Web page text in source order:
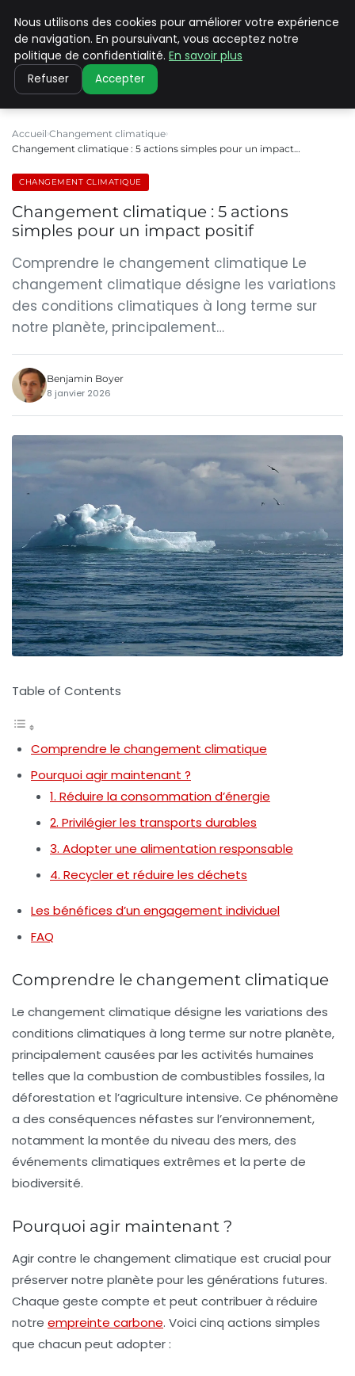
CLIMATE C ADVANCED
Accueil Changement climatique
Changement climatique : 5 actions simples pour un impact…
CHANGEMENT CLIMATIQUE
Changement climatique : 5 actions
simples pour un impact positif
Comprendre le changement climatique Le
changement climatique désigne les variations
des conditions climatiques à long terme sur
notre planète, principalement…
Benjamin Boyer
8 janvier 2026
Table of Contents
Comprendre le changement climatique
Pourquoi agir maintenant ?
1. Réduire la consommation d’énergie
2. Privilégier les transports durables
3. Adopter une alimentation responsable
4. Recycler et réduire les déchets
Les bénéfices d’un engagement individuel
FAQ
Comprendre le changement climatique
Le changement climatique désigne les variations des
conditions climatiques à long terme sur notre planète,
principalement causées par les activités humaines
telles que la combustion de combustibles fossiles, la
déforestation et l’agriculture intensive. Ce phénomène
a des conséquences néfastes sur l’environnement,
notamment la montée du niveau des mers, des
événements climatiques extrêmes et la perte de
biodiversité.
Pourquoi agir maintenant ?
Agir contre le changement climatique est crucial pour
préserver notre planète pour les générations futures.
Chaque geste compte et peut contribuer à réduire
notre empreinte carbone. Voici cinq actions simples
que chacun peut adopter :
Nous utilisons des cookies pour améliorer votre expérience
de navigation. En poursuivant, vous acceptez notre
politique de confidentialité. En savoir plus
Refuser Accepter